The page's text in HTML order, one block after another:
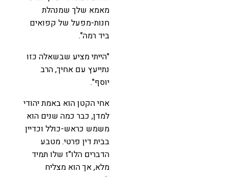
מאמא שלך שמנהלת
חנות-מפעל של קפואים
ביד רמה".
"הייתי מציע שבשאלה כזו
נתייעץ עם אחיך, הרב
יוסף".
אחי הקטן הוא באמת יהודי
למדן, כבר כמה שנים הוא
משמש כראש-כולל וכדיין
בבית דין פרטי. מטבע
הדברים הלו"ז שלו תמיד
מלא, אך הוא מצליח